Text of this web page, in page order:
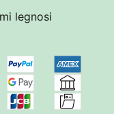
legnosi